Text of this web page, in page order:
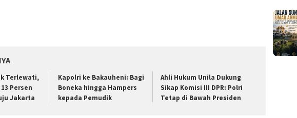
Terlewati,
Persen
Jakarta
Kapolri ke Bakauheni: Bagi
Boneka hingga Hampers
kepada Pemudik
Ahli Hukum Unila Dukung
Sikap Komisi III DPR: Polri
Tetap di Bawah Presiden